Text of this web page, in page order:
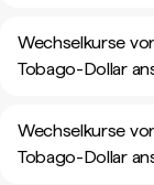
Wechselkurse
Tobago-Dollar
Wechselkurse
Tobago-Dollar